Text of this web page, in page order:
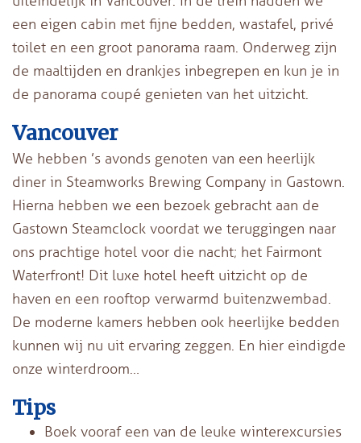
een eigen cabin met fijne bedden, wastafel, privé
toilet en een groot panorama raam. Onderweg zijn
de maaltijden en drankjes inbegrepen en kun je in
de panorama coupé genieten van het uitzicht.
Vancouver
We hebben ’s avonds genoten van een heerlijk
diner in Steamworks Brewing Company in Gastown.
Hierna hebben we een bezoek gebracht aan de
Gastown Steamclock voordat we teruggingen naar
ons prachtige hotel voor die nacht; het Fairmont
Waterfront! Dit luxe hotel heeft uitzicht op de
haven en een rooftop verwarmd buitenzwembad.
De moderne kamers hebben ook heerlijke bedden
kunnen wij nu uit ervaring zeggen. En hier eindigde
onze winterdroom…
Tips
Boek vooraf een van de leuke winterexcursies